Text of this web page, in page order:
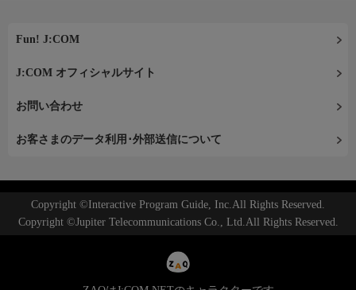
Fun! J:COM
J:COM オフィシャルサイト
お問い合わせ
お客さまのデータ利用･外部送信について
Copyright ©Interactive Program Guide, Inc.All Rights Reserved.
Copyright ©Jupiter Telecommunications Co., Ltd.All Rights Reserved.